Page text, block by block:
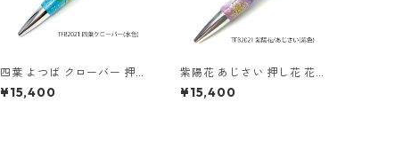
四葉 よつば クローバー 押し
花 花柄ペン パーカータイプ
水色 TFB2021bl
¥15,400
紫陽花 あじさい 押し花 花柄
ペン パーカータイプ 紫色 パ
ープル TFB2021pu
¥15,400